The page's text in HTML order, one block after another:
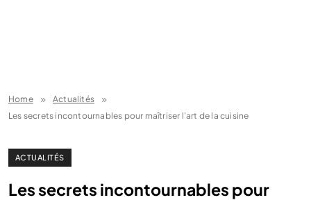
Home
Actualités
Les secrets incontournables pour maîtriser l’art de la cuisine
ACTUALITÉS
Les secrets incontournables pour